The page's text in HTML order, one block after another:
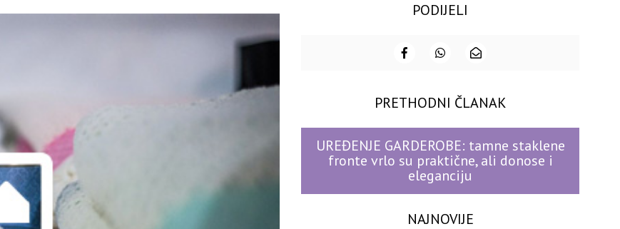
PODIJELI
PRETHODNI ČLANAK
UREĐENJE GARDEROBE: tamne staklene
fronte vrlo su praktične, ali donose i
eleganciju
NAJNOVIJE